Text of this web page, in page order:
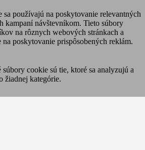
sa používajú na poskytovanie relevantných
kampaní návštevníkom. Tieto súbory
na rôznych webových stránkach a
poskytovanie prispôsobených reklám.
cookie sú tie, ktoré sa analyzujú a
žiadnej kategórie.